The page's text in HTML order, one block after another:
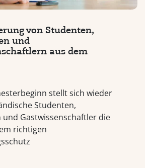
von Studenten,
und
aus dem
stellt sich wieder
Studenten,
Gastwissenschaftler die
richtigen